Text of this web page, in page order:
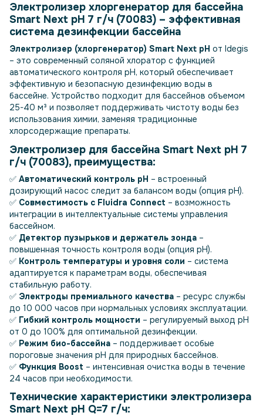
Электролизер хлоргенератор для бассейна
Smart Next pH 7 г/ч (70083) – эффективная
система дезинфекции бассейна
Электролизер (хлоргенератор) Smart Next pH от Idegis
– это современный соляной хлоратор с функцией
автоматического контроля pH, который обеспечивает
эффективную и безопасную дезинфекцию воды в
бассейне. Устройство подходит для бассейнов объемом
25-40 м³ и позволяет поддерживать чистоту воды без
использования химии, заменяя традиционные
хлорсодержащие препараты.
Электролизер для бассейна Smart Next pH 7
г/ч (70083), преимущества:
✅ Автоматический контроль pH – встроенный
дозирующий насос следит за балансом воды (опция pH).
✅ Совместимость с Fluidra Connect – возможность
интеграции в интеллектуальные системы управления
бассейном.
✅ Детектор пузырьков и держатель зонда –
повышенная точность контроля воды (опция pH).
✅ Контроль температуры и уровня соли – система
адаптируется к параметрам воды, обеспечивая
стабильную работу.
✅ Электроды премиального качества – ресурс службы
до 10 000 часов при нормальных условиях эксплуатации.
✅ Гибкий контроль мощности – регулируемый выход pH
от 0 до 100% для оптимальной дезинфекции.
✅ Режим био-бассейна – поддерживает особые
пороговые значения pH для природных бассейнов.
✅ Функция Boost – интенсивная очистка воды в течение
24 часов при необходимости.
Технические характеристики электролизера
Smart Next рН Q=7 г/ч: